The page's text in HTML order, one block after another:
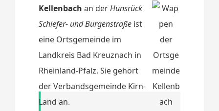
Kellenbach an derHunsrück
Schiefer- und Burgenstraße ist
eine Ortsgemeinde im
Landkreis Bad Kreuznach in
Rheinland-Pfalz. Sie gehört
der Verbandsgemeinde Kirn-
Land an.